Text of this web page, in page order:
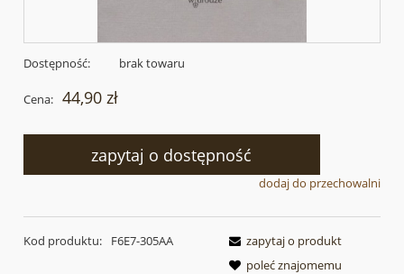
Dostępność: brak towaru
Cena: 44,90 zł
zapytaj o dostępność
dodaj do przechowalni
Kod produktu: F6E7-305AA
zapytaj o produkt
poleć znajomemu